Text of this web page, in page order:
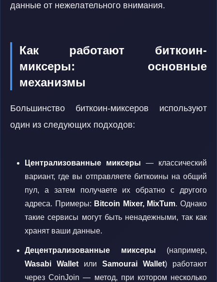
данные от нежелательного внимания.
Как работают биткоин-
миксеры: основные
механизмы
Большинство биткоин-миксеров используют
один из следующих подходов:
Централизованные миксеры — классический
вариант, где вы отправляете биткоины на общий
пул, а затем получаете их обратно с другого
адреса. Примеры: Bitcoin Mixer, MixTum. Однако
такие сервисы могут быть ненадежными, так как
хранят ваши данные.
Децентрализованные миксеры (например,
Wasabi Wallet или Samourai Wallet) работают
через CoinJoin — метод, при котором несколько